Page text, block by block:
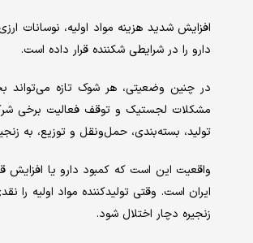
افزایش شدید هزینه مواد اولیه، نوسانات
دارو را در شرایطی شکننده قرار داده است.
در چنین وضعیتی، هر شوک تازه می‌تواند
مشکلات لجستیک و توقف فعالیت برخی
تولید، بسته‌بندی، حمل‌ونقل و توزیع، به
واقعیت این است که کمبود دارو یا
ایران است. وقتی تولیدکننده مواد اولیه
زنجیره دچار اختلال شود.